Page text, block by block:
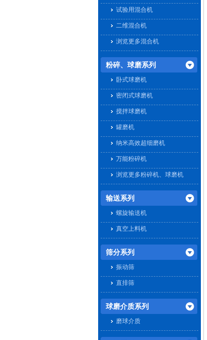
试验用混合机
二维混合机
浏览更多混合机
粉碎、球磨系列
卧式球磨机
密闭式球磨机
搅拌球磨机
罐磨机
纳米高效超细磨机
万能粉碎机
浏览更多粉碎机、球磨机
输送系列
螺旋输送机
真空上料机
筛分系列
振动筛
直排筛
球磨介质系列
磨球介质